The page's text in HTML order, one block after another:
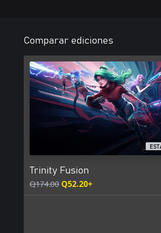
Comparar ediciones
Trinity Fusion
Q174.00 Q52.20+